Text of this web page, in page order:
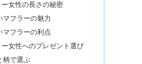
ー女性の長さの秘密
マフラーの魅力
マフラーの利点
ー女性へのプレゼント選び
柄で選ぶ